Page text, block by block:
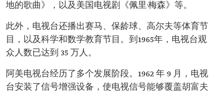
地的歌曲》，以及美国电视剧《佩里·梅森》等。
此外，电视台还播出赛马、保龄球、高尔夫等体育节
目，以及科学和数学教育节目。到1965年，电视台观
众人数已达到 35 万人。
阿美电视台经历了多个发展阶段。1962 年 9 月，电视
台安装了信号增强设备，使电视信号能够覆盖胡富夫